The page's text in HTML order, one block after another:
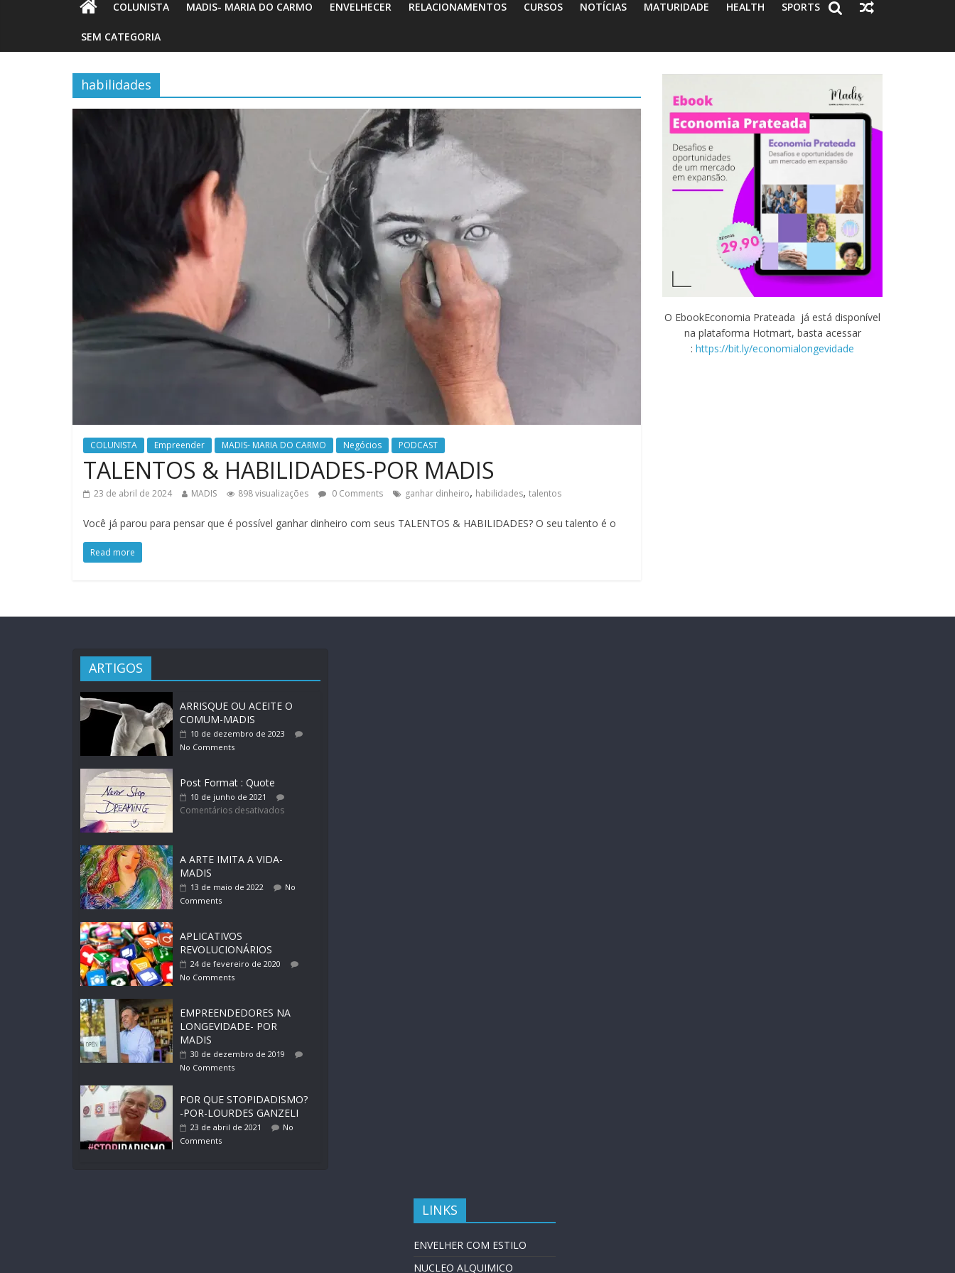
COLUNISTA MADIS- MARIA DO CARMO ENVELHECER RELACIONAMENTOS CURSOS NOTÍCIAS MATURIDADE HEALTH SPORTS
SEM CATEGORIA
habilidades
COLUNISTA Empreender MADIS- MARIA DO CARMO Negócios PODCAST
TALENTOS & HABILIDADES-POR MADIS
23 de abril de 2024 MADIS 898 visualizações 0 Comments ganhar dinheiro, habilidades, talentos
Você já parou para pensar que é possível ganhar dinheiro com seus TALENTOS & HABILIDADES? O seu talento é o
Read more
O EbookEconomia Prateada já está disponível
na plataforma Hotmart, basta acessar
: https://bit.ly/economialongevidade
ARTIGOS
ARRISQUE OU ACEITE O
COMUM-MADIS
10 de dezembro de 2023
No Comments
Post Format : Quote
10 de junho de 2021
Comentários desativados
A ARTE IMITA A VIDA-
MADIS
13 de maio de 2022
No
Comments
APLICATIVOS
REVOLUCIONÁRIOS
24 de fevereiro de 2020
No Comments
EMPREENDEDORES NA
LONGEVIDADE- POR
MADIS
30 de dezembro de 2019
No Comments
POR QUE STOPIDADISMO?
-POR-LOURDES GANZELI
23 de abril de 2021
No
Comments
LINKS
ENVELHER COM ESTILO
NUCLEO ALQUIMICO